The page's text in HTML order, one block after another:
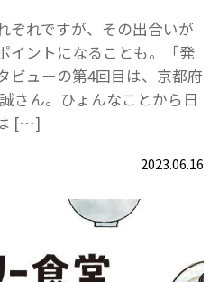
ぞれですが、その出合いが
イントになることも。「発
ビューの第4回目は、京都府
さん。ひょんなことから日
[…]
2023.06.16